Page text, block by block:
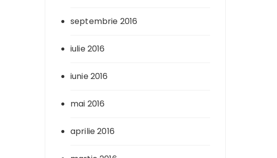
septembrie 2016
iulie 2016
iunie 2016
mai 2016
aprilie 2016